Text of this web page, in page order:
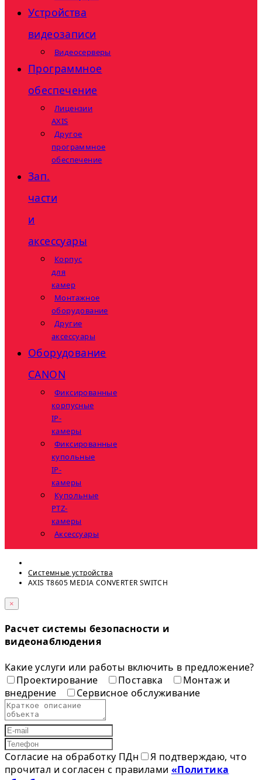
Устройства
видеозаписи
Видеосерверы
Программное
обеспечение
Лицензии
AXIS
Другое
программное
обеспечение
Зап.
части
и
аксессуары
Корпус
для
камер
Монтажное
оборудование
Другие
аксессуары
Оборудование
CANON
Фиксированные
корпусные
IP-
камеры
Фиксированные
купольные
IP-
камеры
Купольные
PTZ-
камеры
Аксессуары
Системные устройства
AXIS T8605 MEDIA CONVERTER SWITCH
×
Расчет системы безопасности и
видеонаблюдения
Какие услуги или работы включить в предложение?
Проектирование
Поставка
Монтаж и
внедрение
Сервисное обслуживание
Согласие на обработку ПДн
Я подтверждаю, что
прочитал и согласен с правилами «Политика